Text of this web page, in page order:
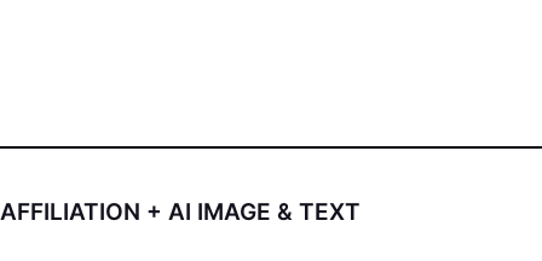
AFFILIATION + AI IMAGE & TEXT